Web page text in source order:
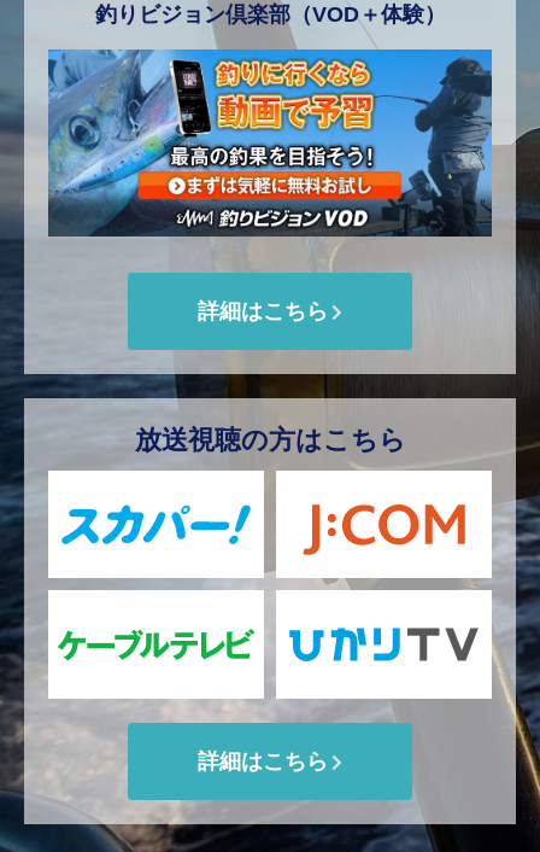
釣りビジョン倶楽部（VOD＋体験）
詳細はこちら
放送視聴の方はこちら
詳細はこちら